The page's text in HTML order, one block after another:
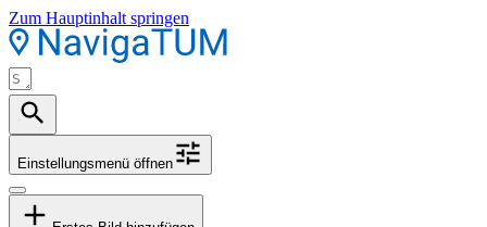
Zum Hauptinhalt springen
Einstellungsmenü öffnen